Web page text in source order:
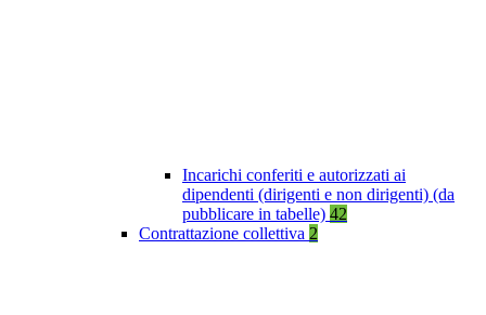
Incarichi conferiti e autorizzati ai
dipendenti (dirigenti e non dirigenti) (da
pubblicare in tabelle) 42
Contrattazione collettiva 2